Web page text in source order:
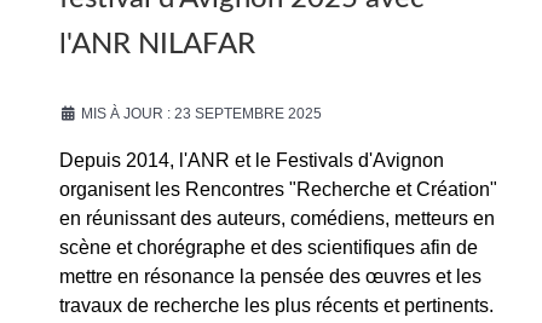
l'ANR NILAFAR
MIS À JOUR : 23 SEPTEMBRE 2025
Depuis 2014, l'ANR et le Festivals d'Avignon
organisent les Rencontres "Recherche et Création"
en réunissant des auteurs, comédiens, metteurs en
scène et chorégraphe et des scientifiques afin de
mettre en résonance la pensée des œuvres et les
travaux de recherche les plus récents et pertinents.